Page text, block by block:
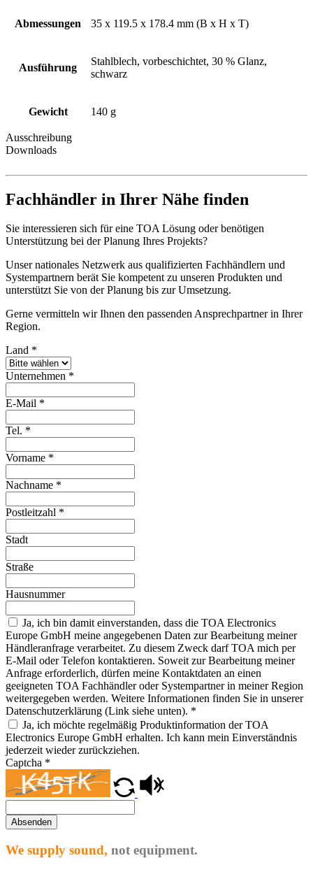
Abmessungen 35 x 119.5 x 178.4 mm (B x H x T)
Ausführung
Stahlblech, vorbeschichtet, 30 % Glanz,
schwarz
Gewicht 140 g
Ausschreibung
Downloads
Fachhändler in Ihrer Nähe finden
Sie interessieren sich für eine TOA Lösung oder benötigen
Unterstützung bei der Planung Ihres Projekts?
Unser nationales Netzwerk aus qualifizierten Fachhändlern und
Systempartnern berät Sie kompetent zu unseren Produkten und
unterstützt Sie von der Planung bis zur Umsetzung.
Gerne vermitteln wir Ihnen den passenden Ansprechpartner in Ihrer
Region.
Land *
Unternehmen *
E-Mail *
Tel. *
Vorname *
Nachname *
Postleitzahl *
Stadt
Straße
Hausnummer
Ja, ich bin damit einverstanden, dass die TOA Electronics
Europe GmbH meine angegebenen Daten zur Bearbeitung meiner
Händleranfrage verarbeitet. Zu diesem Zweck darf TOA mich per
E-Mail oder Telefon kontaktieren. Soweit zur Bearbeitung meiner
Anfrage erforderlich, dürfen meine Kontaktdaten an einen
geeigneten TOA Fachhändler oder Systempartner in meiner Region
weitergegeben werden. Weitere Informationen finden Sie in unserer
Datenschutzerklärung (Link siehe unten). *
Ja, ich möchte regelmäßig Produktinformation der TOA
Electronics Europe GmbH erhalten. Ich kann mein Einverständnis
jederzeit wieder zurückziehen.
Captcha *
Absenden
We supply sound, not equipment.